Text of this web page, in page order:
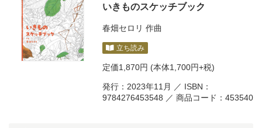
いきものスケッチブック
春畑セロリ 作曲
立ち読み
定価1,870円 (本体1,700円+税)
発行：2023年11月 ／ ISBN：
9784276453548 ／ 商品コード：453540